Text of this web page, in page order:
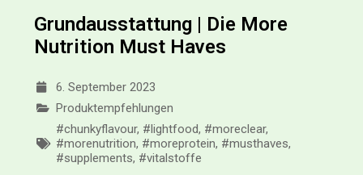
Grundausstattung | Die More
Nutrition Must Haves
6. September 2023
Produktempfehlungen
#chunkyflavour, #lightfood, #moreclear,
#morenutrition, #moreprotein, #musthaves,
#supplements, #vitalstoffe